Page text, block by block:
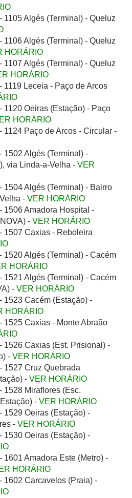
1105 Algés (Terminal) - Queluz
1106 Algés (Terminal) - Queluz
HORÁRIO
1107 Algés (Terminal) - Queluz
HORÁRIO
1119 Leceia - Paço de Arcos
1120 Oeiras (Estação) - Paço
HORÁRIO
1124 Paço de Arcos - Circular -
1502 Algés (Terminal) -
via Linda-a-Velha - VER
1504 Algés (Terminal) - Bairro
- VER HORÁRIO
1506 Amadora Hospital -
- VER HORÁRIO
1507 Caxias - Reboleira
1520 Algés (Terminal) - Cacém
HORÁRIO
1521 Algés (Terminal) - Cacém
- VER HORÁRIO
1523 Cacém (Estação) -
HORÁRIO
1525 Caxias - Monte Abraão
1526 Caxias (Est. Prisional) -
- VER HORÁRIO
1527 Cruz Quebrada
- VER HORÁRIO
1528 Miraflores (Esc.
- VER HORÁRIO
1529 Oeiras (Estação) -
- VER HORÁRIO
1530 Oeiras (Estação) -
1601 Amadora Este (Metro) -
HORÁRIO
1602 Carcavelos (Praia) -